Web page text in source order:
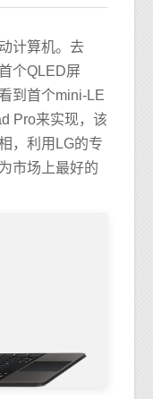
计算机。去
个QLED屏
到首个mini-LE
Pro来实现，该
，利用LG的专
市场上最好的